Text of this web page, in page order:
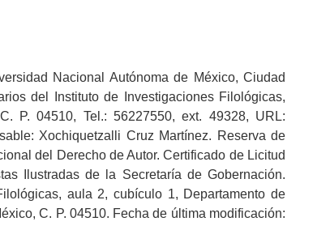
Nacional Autónoma de México, Ciudad
del Instituto de Investigaciones Filológicas,
P. 04510, Tel.: 56227550, ext. 49328, URL:
Xochiquetzalli Cruz Martínez. Reserva de
del Derecho de Autor. Certificado de Licitud
Ilustradas de la Secretaría de Gobernación.
aula 2, cubículo 1, Departamento de
C. P. 04510. Fecha de última modificación: